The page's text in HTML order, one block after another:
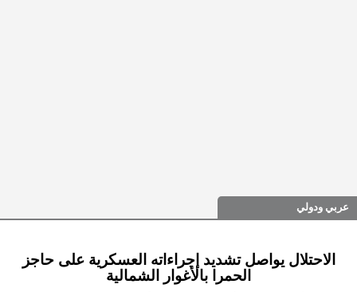
عربي ودولي
الاحتلال يواصل تشديد إجراءاته العسكرية على حاجز
الحمرا بالأغوار الشمالية